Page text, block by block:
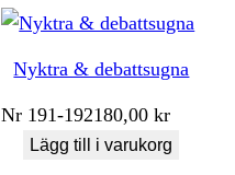
Nyktra & debattsugna
Nr 191-192180,00kr
Lägg till i varukorg